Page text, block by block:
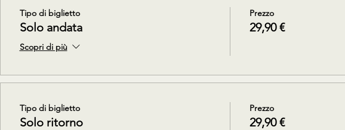
Tipo di biglietto
Solo andata
Scopri di più
Prezzo
29,90 €
Tipo di biglietto
Solo ritorno
Prezzo
29,90 €